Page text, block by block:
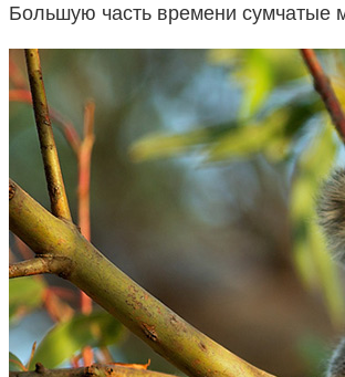
Большую часть времени сумчатые